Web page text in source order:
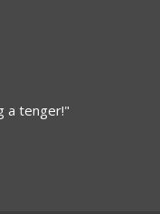
a tenger!"